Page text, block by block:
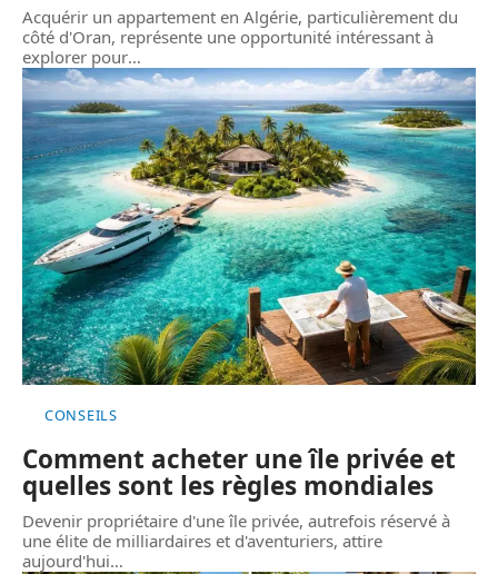
Acquérir un appartement en Algérie, particulièrement du
côté d'Oran, représente une opportunité intéressant à
explorer pour…
CONSEILS
Comment acheter une île privée et
quelles sont les règles mondiales
Devenir propriétaire d'une île privée, autrefois réservé à
une élite de milliardaires et d'aventuriers, attire
aujourd'hui…